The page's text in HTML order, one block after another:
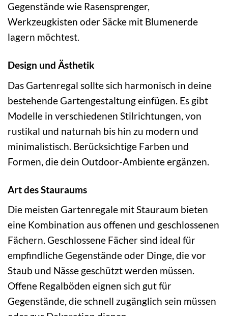
Gegenstände wie Rasensprenger,
Werkzeugkisten oder Säcke mit Blumenerde
lagern möchtest.
Design und Ästhetik
Das Gartenregal sollte sich harmonisch in deine
bestehende Gartengestaltung einfügen. Es gibt
Modelle in verschiedenen Stilrichtungen, von
rustikal und naturnah bis hin zu modern und
minimalistisch. Berücksichtige Farben und
Formen, die dein Outdoor-Ambiente ergänzen.
Art des Stauraums
Die meisten Gartenregale mit Stauraum bieten
eine Kombination aus offenen und geschlossenen
Fächern. Geschlossene Fächer sind ideal für
empfindliche Gegenstände oder Dinge, die vor
Staub und Nässe geschützt werden müssen.
Offene Regalböden eignen sich gut für
Gegenstände, die schnell zugänglich sein müssen